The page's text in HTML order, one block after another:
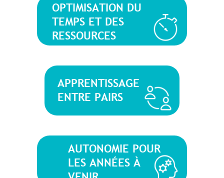
OPTIMISATION DU
TEMPS ET DES
RESSOURCES
APPRENTISSAGE
ENTRE PAIRS
AUTONOMIE POUR
LES ANNÉES À